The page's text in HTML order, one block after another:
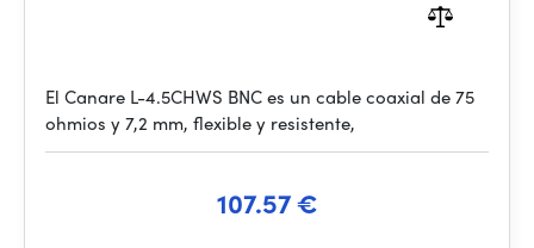
El Canare L-4.5CHWS BNC es un cable coaxial de 75
ohmios y 7,2 mm, flexible y resistente,
107.57 €